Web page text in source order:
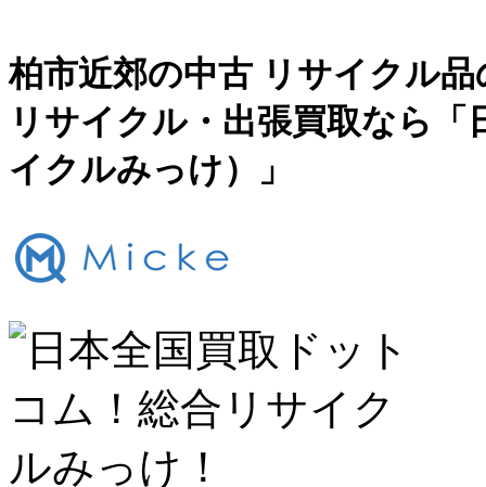
柏市近郊の中古 リサイクル
リサイクル・出張買取なら
イクルみっけ）」